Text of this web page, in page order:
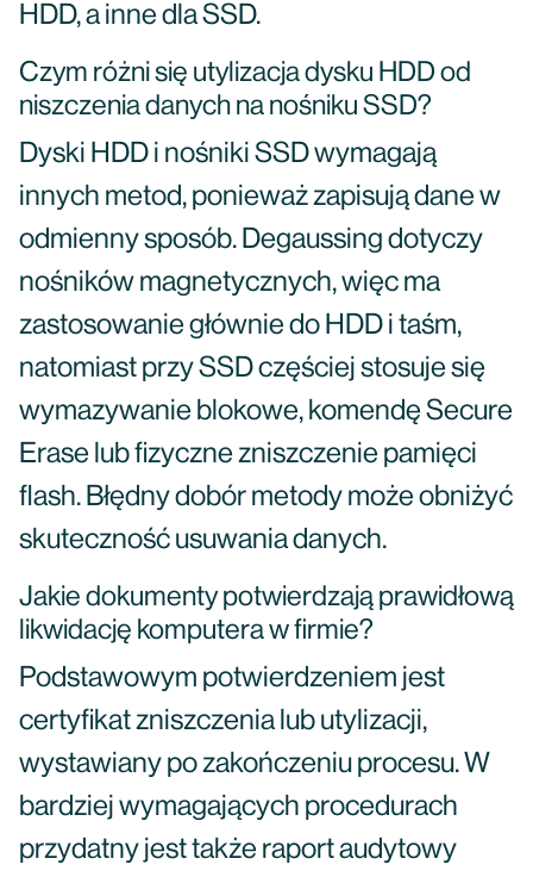
HDD, a inne dla SSD.
Czym różni się utylizacja dysku HDD od
niszczenia danych na nośniku SSD?
Dyski HDD i nośniki SSD wymagają
innych metod, ponieważ zapisują dane w
odmienny sposób. Degaussing dotyczy
nośników magnetycznych, więc ma
zastosowanie głównie do HDD i taśm,
natomiast przy SSD częściej stosuje się
wymazywanie blokowe, komendę Secure
Erase lub fizyczne zniszczenie pamięci
flash. Błędny dobór metody może obniżyć
skuteczność usuwania danych.
Jakie dokumenty potwierdzają prawidłową
likwidację komputera w firmie?
Podstawowym potwierdzeniem jest
certyfikat zniszczenia lub utylizacji,
wystawiany po zakończeniu procesu. W
bardziej wymagających procedurach
przydatny jest także raport audytowy